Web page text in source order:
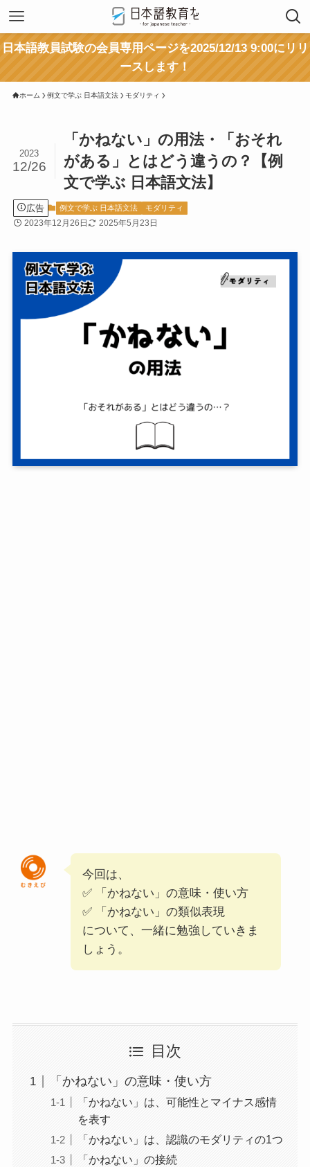
日本語教員試験の会員専用ページを2025/12/13 9:00にリリ
ースします！
ホーム 例文で学ぶ 日本語文法 モダリティ
「かねない」の用法・「おそれ
がある」とはどう違うの？【例
文で学ぶ 日本語文法】
2023
12/26
広告 例文で学ぶ 日本語文法 モダリティ
2023年12月26日 2025年5月23日
今回は、
✅ 「かねない」の意味・使い方
✅ 「かねない」の類似表現
について、一緒に勉強していきま
しょう。
目次
「かねない」の意味・使い方
「かねない」は、可能性とマイナス感情
を表す
「かねない」は、認識のモダリティの1つ
「かねない」の接続